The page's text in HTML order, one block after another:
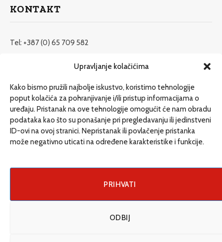
Upravljanje kolačićima
Kako bismo pružili najbolje iskustvo, koristimo tehnologije
poput kolačića za pohranjivanje i/ili pristup informacijama o
uređaju. Pristanak na ove tehnologije omogućit će nam obradu
podataka kao što su ponašanje pri pregledavanju ili jedinstveni
ID-ovi na ovoj stranici. Nepristanak ili povlačenje pristanka
može negativno uticati na određene karakteristike i funkcije.
PRIHVATI
ODBIJ
KONTAKT
Tel: +387 (0) 65 709 582
redakcija@etrafika.net
Dosije
Drugi pišu
Društvo